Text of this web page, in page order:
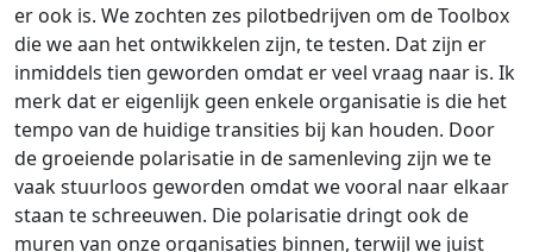
er ook is. We zochten zes pilotbedrijven om de Toolbox
die we aan het ontwikkelen zijn, te testen. Dat zijn er
inmiddels tien geworden omdat er veel vraag naar is. Ik
merk dat er eigenlijk geen enkele organisatie is die het
tempo van de huidige transities bij kan houden. Door
de groeiende polarisatie in de samenleving zijn we te
vaak stuurloos geworden omdat we vooral naar elkaar
staan te schreeuwen. Die polarisatie dringt ook de
muren van onze organisaties binnen, terwijl we juist